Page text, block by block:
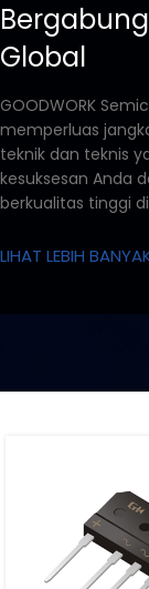
Global
GOODWORK
memperluas
teknik dan teknis
kesuksesan Anda
berkualitas tinggi
LIHAT LEBIH